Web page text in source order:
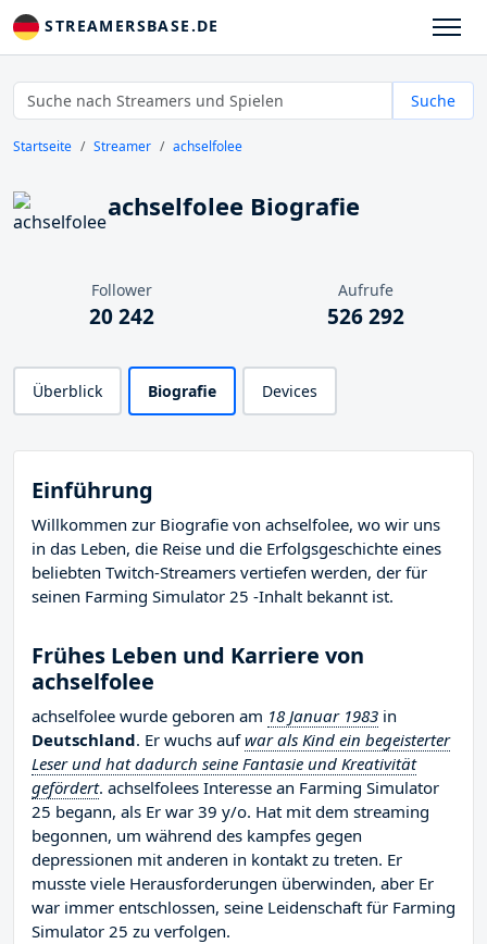
STREAMERSBASE.DE
Suche
Startseite Streamer achselfolee
achselfolee Biografie
Follower
20 242
Aufrufe
526 292
Überblick Biografie Devices
Einführung
Willkommen zur Biografie von achselfolee, wo wir uns
in das Leben, die Reise und die Erfolgsgeschichte eines
beliebten Twitch-Streamers vertiefen werden, der für
seinen Farming Simulator 25 -Inhalt bekannt ist.
Frühes Leben und Karriere von
achselfolee
achselfolee wurde geboren am 18 Januar 1983 in
Deutschland. Er wuchs aufwar als Kind ein begeisterter
Leser und hat dadurch seine Fantasie und Kreativität
gefördert. achselfolees Interesse an Farming Simulator
25 begann, als Er war 39 y/o. Hat mit dem streaming
begonnen, um während des kampfes gegen
depressionen mit anderen in kontakt zu treten. Er
musste viele Herausforderungen überwinden, aber Er
war immer entschlossen, seine Leidenschaft für Farming
Simulator 25 zu verfolgen.